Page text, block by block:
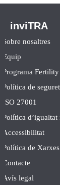
inviTRA
Sobre nosaltres
Equip
Programa
Política de
ISO 27001
Política
Accessibilitat
Política de
Contacte
Avís legal